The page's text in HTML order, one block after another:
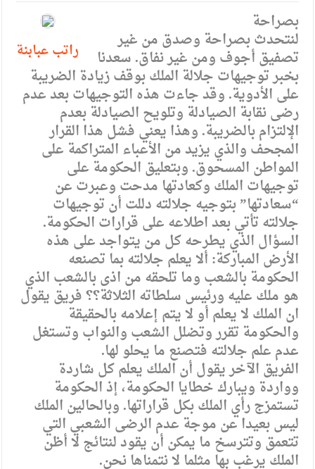
النواب يقر مشروع تعديل قانون الملكية العقارية
القاضي يلتقي رؤساء تحرير الصحف اليومية ويؤكد حرص مجلس
النواب على شراكة فاعلة مع الإعلام
دعوة المكلفين بخدمة العلم (الدفعة الثالثة) إلى مراجعة منصة خدمة
العلم
الملك يلتقي مجموعة من رفاق السلاح
الملك يتلقى اتصالا هاتفيا من العاهل البحريني
القاضي محمود أحمد فريحات.. مبارك ومزيدا من التوفيق
راتب عبابنة
بصراحة
لنتحدث بصراحة وصدق من غير
تصفيق أجوف ومن غير نفاق. سعدنا
بخبر توجيهات جلالة الملك بوقف زيادة الضريبة
على الأدوية. وقد جاءت هذه التوجيهات بعد عدم
رضى نقابة الصيادلة وتلويح الصيادلة بعدم
الإلتزام بالضريبة. وهذا يعني فشل هذا القرار
المجحف والذي يزيد من الأعباء المتراكمة على
المواطن المسحوق. وبتعليق الحكومة على
توجيهات الملك وكعادتها مدحت وعبرت عن
“سعادتها” بتوجيه جلالته دللت أن توجيهات
جلالته تأتي بعد اطلاعه على قرارات الحكومة.
السؤال الذي يطرحه كل من يتواجد على هذه
الأرض المباركة: ألا يعلم جلالته بما تصنعه
الحكومة بالشعب وما تلحقه من اذى بالشعب الذي
هو ملك عليه ورئيس سلطاته الثلاثة؟؟ فريق يقول
ان الملك لا يعلم أو لا يتم إعلامه بالحقيقة
والحكومة تقرر وتضلل الشعب والنواب وتستغل
عدم علم جلالته فتصنع ما يحلو لها.
الفريق الآخر يقول أن الملك يعلم كل شاردة
وواردة ويبارك خطايا الحكومة، إذ الحكومة
تستمزج رأي الملك بكل قراراتها. وبالحالين الملك
ليس بعيدا عن موجة عدم الرضى الشعبي التي
تتعمق وتترسخ ما يمكن أن يقود لنتائج لا أظن
الملك يرغب بها مثلما لا نتمناها نحن.